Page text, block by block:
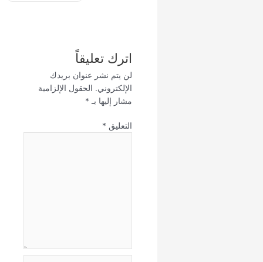
اترك تعليقاً
لن يتم نشر عنوان بريدك
الإلكتروني. الحقول الإلزامية
مشار إليها بـ *
التعليق *